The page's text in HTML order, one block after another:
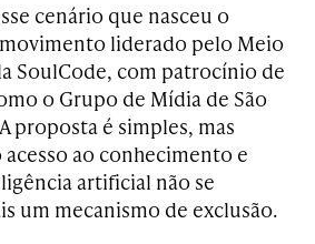
cenário que nasceu o
liderado pelo Meio
SoulCode, com patrocínio de
o Grupo de Mídia de São
proposta é simples, mas
ao conhecimento e
artificial não se
um mecanismo de exclusão.